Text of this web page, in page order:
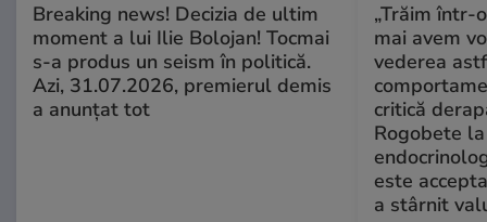
Breaking news! Decizia de ultim
moment a lui Ilie Bolojan! Tocmai
s-a produs un seism în politică.
Azi, 31.07.2026, premierul demis
a anunțat tot
„Trăim într-
mai avem
vederea
critică
Rogobete
este
a stârnit